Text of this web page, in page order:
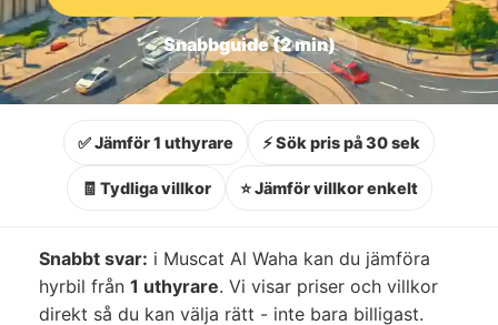
Snabbguide (2 min)
✅ Jämför 1 uthyrare ⚡ Sök pris på 30 sek
🧾 Tydliga villkor ⭐ Jämför villkor enkelt
Snabbt svar: i Muscat Al Waha kan du jämföra
hyrbil från 1 uthyrare. Vi visar priser och villkor
direkt så du kan välja rätt - inte bara billigast.